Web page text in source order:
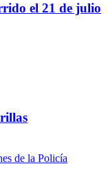
el 21 de julio